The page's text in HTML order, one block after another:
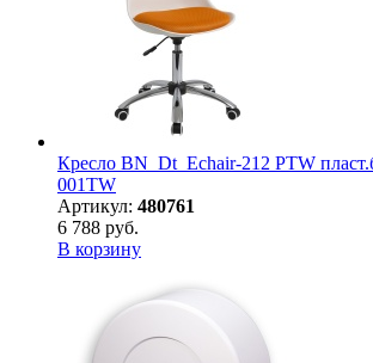
Кресло BN_Dt_Echair-212 PTW
001TW
Артикул: 480761
6 788 руб.
В корзину